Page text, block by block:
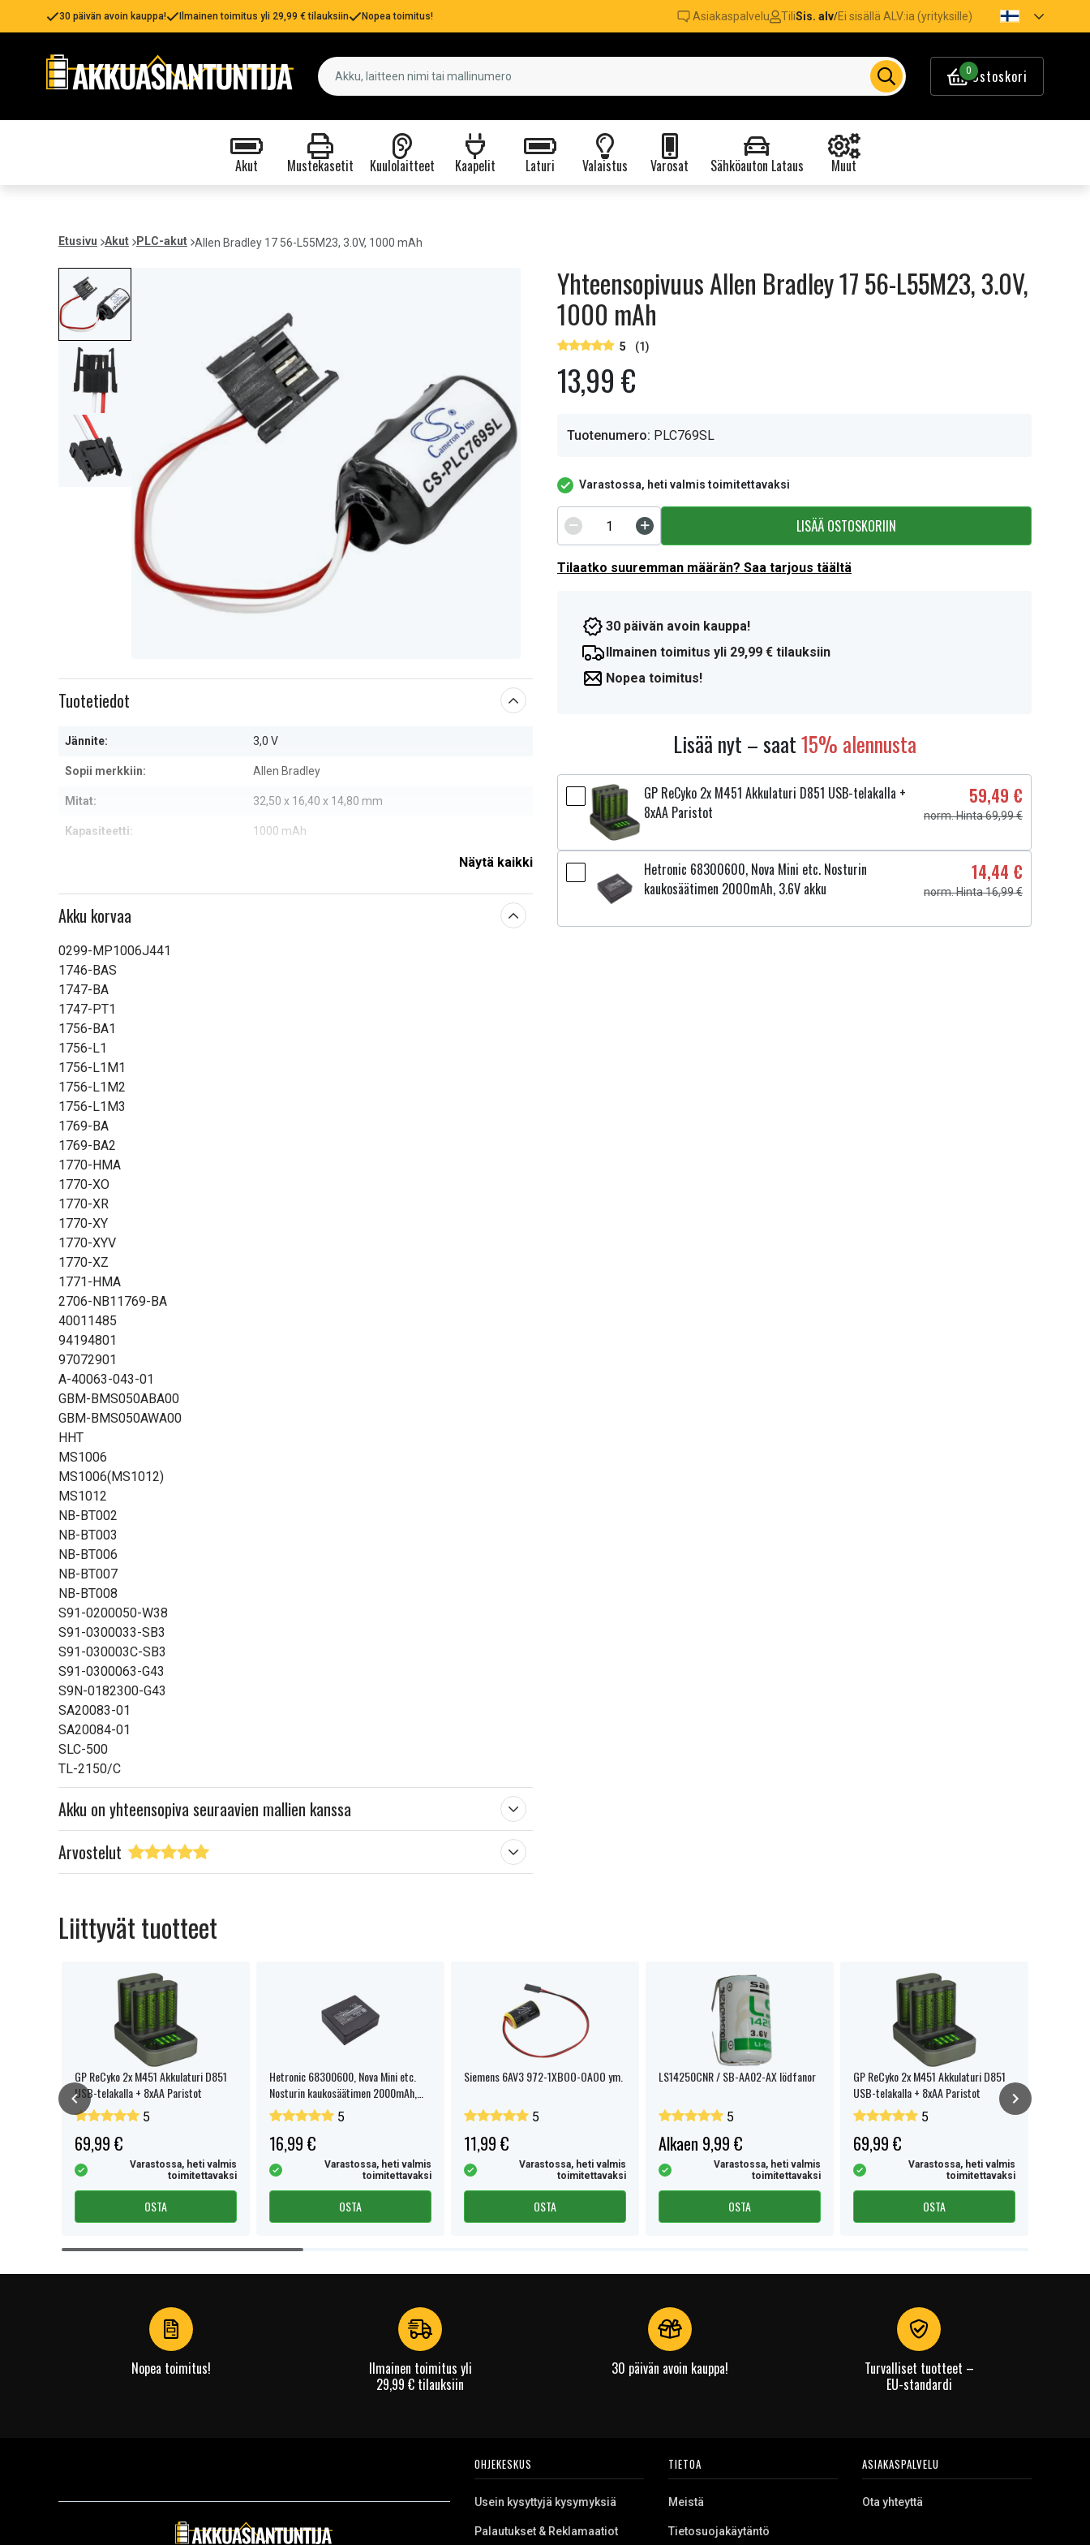
30 päivän avoin kauppa! Ilmainen toimitus yli 29,99 € tilauksiin Nopea toimitus! Asiakaspalvelu TiliSis. alv/Ei sisällä ALV:ia (yrityksille)
0Ostoskori
Akut Mustekasetit Kuulolaitteet Kaapelit Laturi Valaistus Varosat Sähköauton Lataus Muut
Etusivu Akut PLC-akut Allen Bradley 17 56-L55M23, 3.0V, 1000 mAh
Tuotetiedot
Jännite: 3,0 V
Sopii merkkiin: Allen Bradley
Mitat: 32,50 x 16,40 x 14,80 mm
Kapasiteetti: 1000 mAh
Näytä kaikki
Akku korvaa
0299-MP1006J441
1746-BAS
1747-BA
1747-PT1
1756-BA1
1756-L1
1756-L1M1
1756-L1M2
1756-L1M3
1769-BA
1769-BA2
1770-HMA
1770-XO
1770-XR
1770-XY
1770-XYV
1770-XZ
1771-HMA
2706-NB11769-BA
40011485
94194801
97072901
A-40063-043-01
GBM-BMS050ABA00
GBM-BMS050AWA00
HHT
MS1006
MS1006(MS1012)
MS1012
NB-BT002
NB-BT003
NB-BT006
NB-BT007
NB-BT008
S91-0200050-W38
S91-0300033-SB3
S91-030003C-SB3
S91-0300063-G43
S9N-0182300-G43
SA20083-01
SA20084-01
SLC-500
TL-2150/C
Akku on yhteensopiva seuraavien mallien kanssa
Arvostelut
Yhteensopivuus Allen Bradley 17 56-L55M23, 3.0V,
1000 mAh
5 (1)
13,99 €
Tuotenumero: PLC769SL
Varastossa, heti valmis toimitettavaksi
LISÄÄ OSTOSKORIIN
Tilaatko suuremman määrän? Saa tarjous täältä
30 päivän avoin kauppa!
Ilmainen toimitus yli 29,99 € tilauksiin
Nopea toimitus!
Lisää nyt – saat15% alennusta
GP ReCyko 2x M451 Akkulaturi D851 USB-telakalla +
8xAA Paristot
59,49 €
norm. Hinta 69,99 €
Hetronic 68300600, Nova Mini etc. Nosturin
kaukosäätimen 2000mAh, 3.6V akku
14,44 €
norm. Hinta 16,99 €
Liittyvät tuotteet
GP ReCyko 2x M451 Akkulaturi D851
USB-telakalla + 8xAA Paristot
5
69,99 €
Varastossa, heti valmis
toimitettavaksi
OSTA
Hetronic 68300600, Nova Mini etc.
Nosturin kaukosäätimen 2000mAh,
3.6V akku
5
16,99 €
Varastossa, heti valmis
toimitettavaksi
OSTA
Siemens 6AV3 972-1XBOO-OAOO ym.
5
11,99 €
Varastossa, heti valmis
toimitettavaksi
OSTA
LS14250CNR / SB-AA02-AX lödfanor
5
Alkaen 9,99 €
Varastossa, heti valmis
toimitettavaksi
OSTA
GP ReCyko 2x M451 Akkulaturi D851
USB-telakalla + 8xAA Paristot
5
69,99 €
Varastossa, heti valmis
toimitettavaksi
OSTA
Item
Nopea toimitus!
Ilmainen toimitus yli
29,99 € tilauksiin
30 päivän avoin kauppa!
Turvalliset tuotteet –
EU-standardi
OHJEKESKUS
Usein kysyttyjä kysymyksiä
Palautukset & Reklamaatiot
TIETOA
Meistä
Tietosuojakäytäntö
ASIAKASPALVELU
Ota yhteyttä